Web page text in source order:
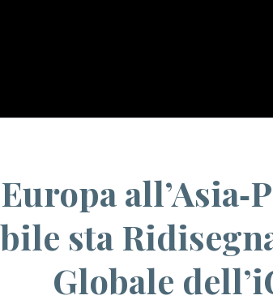
sta
Globale